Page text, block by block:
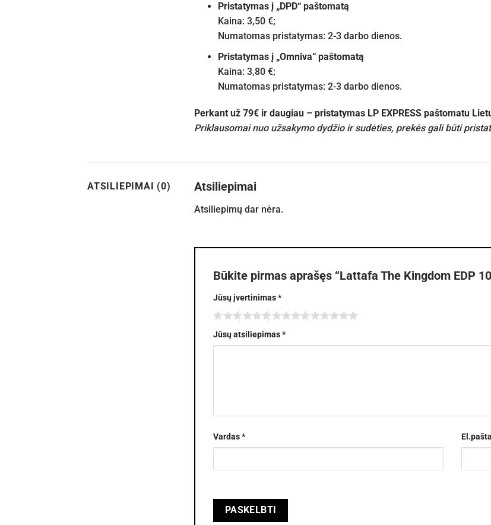
Pristatymas į „DPD“ paštomatą
Kaina: 3,50 €;
Numatomas pristatymas: 2-3 darbo dienos.
Pristatymas į „Omniva“ paštomatą
Kaina: 3,80 €;
Numatomas pristatymas: 2-3 darbo dienos.
Perkant už 79€ ir daugiau – pristatymas LP EXPRESS paštomatu
Priklausomai nuo užsakymo dydžio ir sudėties, prekės gali būti
ATSILIEPIMAI (0) Atsiliepimai
Atsiliepimų dar nėra.
Būkite pirmas aprašęs “Lattafa The Kingdom EDP
Jūsų įvertinimas*
Jūsų atsiliepimas*
Vardas*